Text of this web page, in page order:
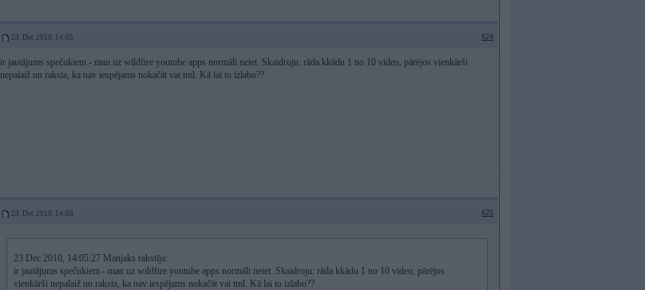
23. Dec 2010, 14:05 #24
ir jautājums spečukiem - man uz wildfire youtube apps normāli neiet. Skaidroju: rāda kkādu 1 no 10 video, pārējos vienkārši
nepalaiž un raksta, ka nav iespējams nokačāt vai tml. Kā lai to izlabo??
23. Dec 2010, 14:08 #25
23 Dec 2010, 14:05:27 Manjaks rakstīja:
ir jautājums spečukiem - man uz wildfire youtube apps normāli neiet. Skaidroju: rāda kkādu 1 no 10 video, pārējos
vienkārši nepalaiž un raksta, ka nav iespējams nokačāt vai tml. Kā lai to izlabo??